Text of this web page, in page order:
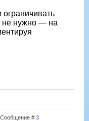
не нужно — на
Сообщение # 3